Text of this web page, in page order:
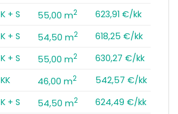
+ S 55,00 m2
623,91 €/kk
+ S 54,50 m2
618,25 €/kk
+ S 55,00 m2
630,27 €/kk
46,00 m2
542,57 €/kk
+ S 54,50 m2
624,49 €/kk